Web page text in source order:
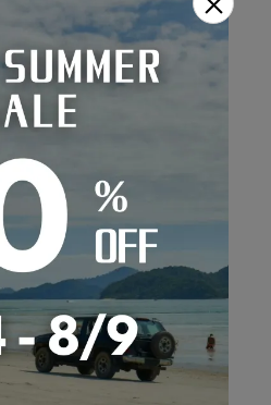
能性
コンソールボックスカバーも
ついて統一感抜群
※車種によってはない場合が
あります